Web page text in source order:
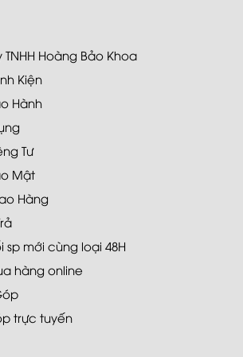
TNHH Hoàng Bảo Khoa
Kiện
Hành
Tư
Mật
Hàng
sp mới cùng loại 48H
hàng online
trực tuyến